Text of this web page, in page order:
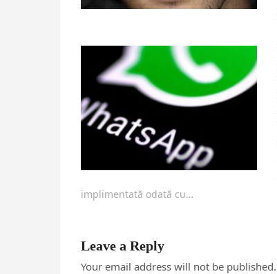
implimentată odată cu…
Leave a Reply
Your email address will not be published.